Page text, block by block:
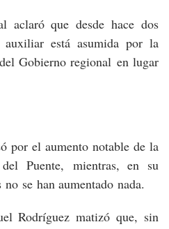
aclaró que desde hace dos
está asumida por la
Gobierno regional en lugar
por el aumento notable de la
Puente, mientras, en su
se han aumentado nada.
Rodríguez matizó que, sin